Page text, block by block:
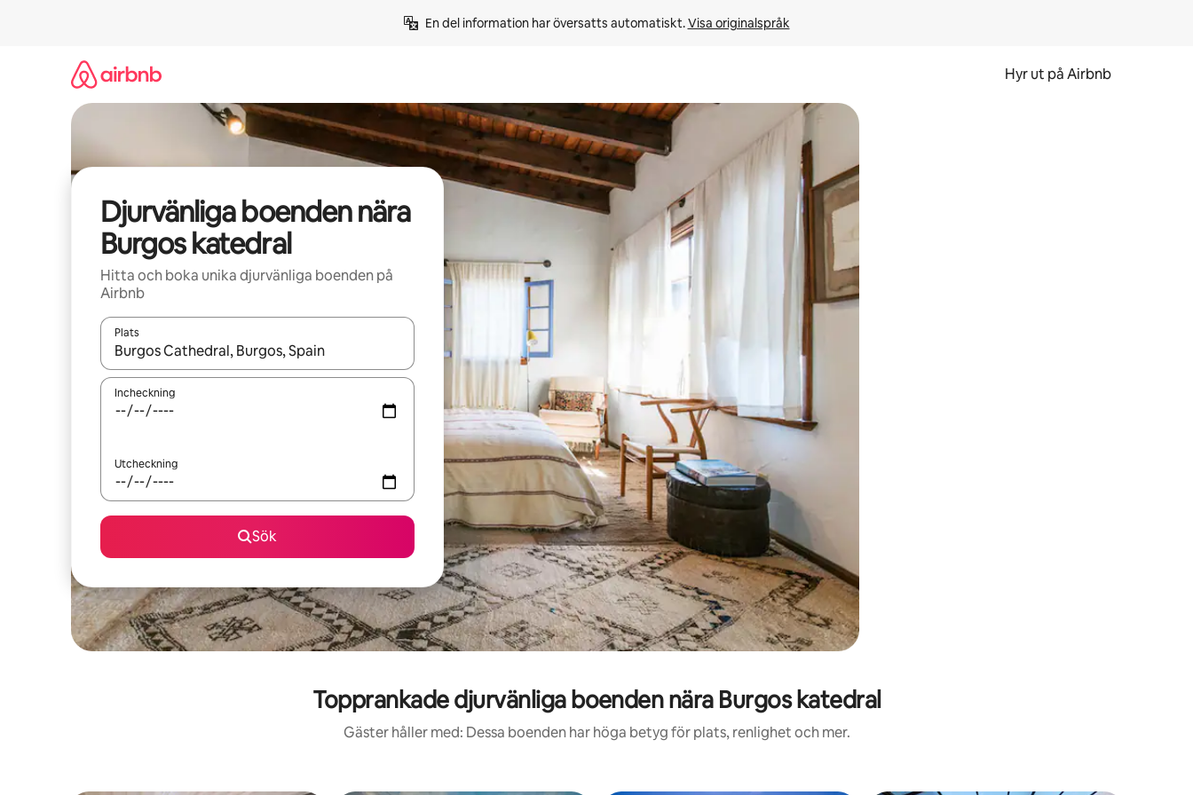
En del information har översatts automatiskt. Visa originalspråk
Hyr ut på Airbnb
Djurvänliga boenden nära
Burgos katedral
Hitta och boka unika djurvänliga boenden på
Airbnb
Plats
När resultaten är tillgängliga kan du navigera med upp- och nedåtpilarna eller utforska genom att trycka eller svepa.
Incheckning
Utcheckning
Sök
Topprankade djurvänliga boenden nära Burgos katedral
Gäster håller med: Dessa boenden har höga betyg för plats, renlighet och mer.